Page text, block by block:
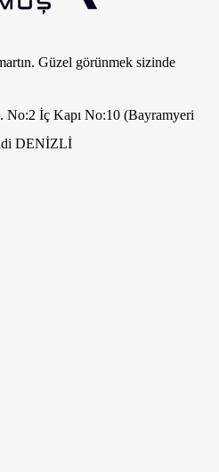
Güzel görünmek sizinde
No:2 İç Kapı No:10 (Bayramyeri
DENİZLİ